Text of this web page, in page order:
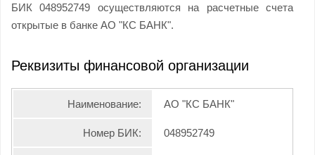
БИК 048952749 осуществляются на расчетные счета
открытые в банке АО "КС БАНК".
Реквизиты финансовой организации
Наименование: АО "КС БАНК"
Номер БИК: 048952749